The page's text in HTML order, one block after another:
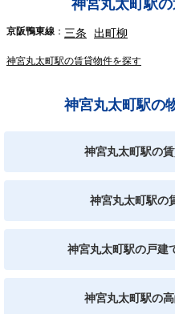
神宮丸太町駅
京阪鴨東線 三条 出町柳
神宮丸太町駅の賃貸物件を探す
神宮丸太町駅の
神宮丸太町駅の
神宮丸太町駅の
神宮丸太町駅の戸建
神宮丸太町駅の